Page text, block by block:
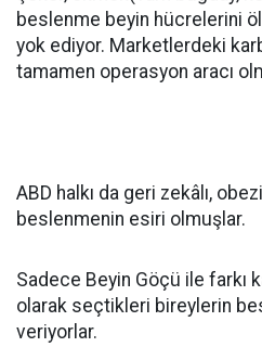
beslenme beyin hücrelerini
yok ediyor. Marketlerdeki
tamamen operasyon aracı
ABD halkı da geri zekâlı,
beslenmenin esiri olmuşlar.
Sadece Beyin Göçü ile farkı
olarak seçtikleri bireylerin
veriyorlar.